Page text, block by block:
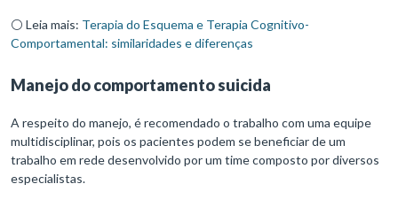
⚪ Leia mais: Terapia do Esquema e Terapia Cognitivo-
Comportamental: similaridades e diferenças
Manejo do comportamento suicida
A respeito do manejo, é recomendado o trabalho com uma equipe
multidisciplinar, pois os pacientes podem se beneficiar de um
trabalho em rede desenvolvido por um time composto por diversos
especialistas.